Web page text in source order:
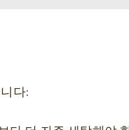
다: